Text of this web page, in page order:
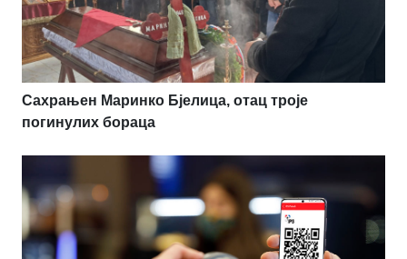
Сахрањен Маринко Бјелица, отац троје
погинулих бораца